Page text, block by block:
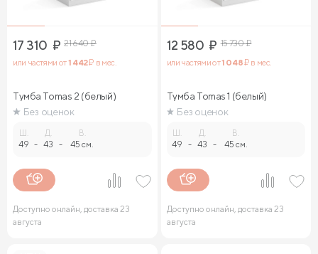
17 310 ₽ 21 640₽
или частями от1 442₽ в мес.
Тумба Tomas 2 (белый)
Без оценок
49 -
Д.
43 -
В.
45 см.
Доступно онлайн, доставка 23
августа
12 580 ₽ 15 730₽
или частями от1 048₽ в мес.
Тумба Tomas 1 (белый)
Без оценок
49 -
Д.
43 -
В.
45 см.
Доступно онлайн, доставка 23
августа